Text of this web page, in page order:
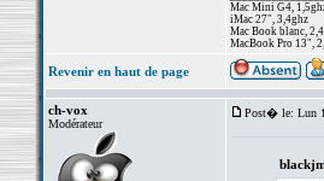
Mac Mini G4,
iMac 27", 3,4ghz
Mac Book blanc,
MacBook Pro 13",
Revenir en haut de page
ch-vox
Modérateur
Post� le: Lun